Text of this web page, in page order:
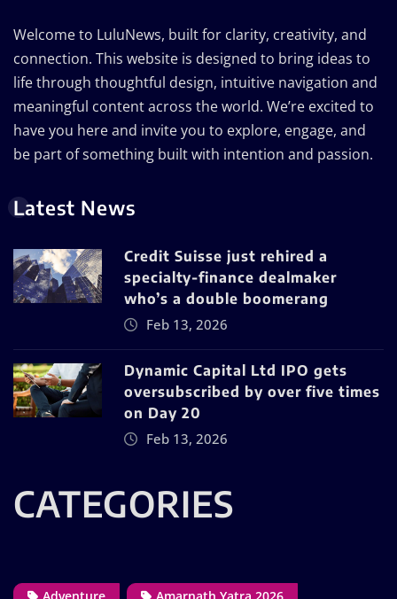
Welcome to LuluNews, built for clarity, creativity, and
connection. This website is designed to bring ideas to
life through thoughtful design, intuitive navigation and
meaningful content across the world. We’re excited to
have you here and invite you to explore, engage, and
be part of something built with intention and passion.
Latest News
Credit Suisse just rehired a
specialty-finance dealmaker
who’s a double boomerang
Feb 13, 2026
Dynamic Capital Ltd IPO gets
oversubscribed by over five times
on Day 20
Feb 13, 2026
CATEGORIES